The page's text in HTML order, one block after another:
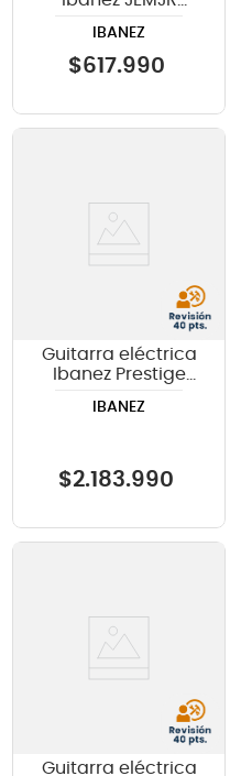
Vai - Black
IBANEZ
$617.990
Guitarra eléctrica
Ibanez Prestige
Burst Flat
IBANEZ
$2.183.990
Guitarra eléctrica